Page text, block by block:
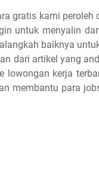
gratis kami peroleh
untuk menyalin
baiknya
dari artikel yang
lowongan kerja
membantu para